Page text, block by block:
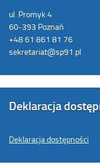
ul. Promyk 4
60-393 Poznań
+48 61 861 81 76
sekretariat@sp91.pl
Deklaracja
Deklaracja dostępności